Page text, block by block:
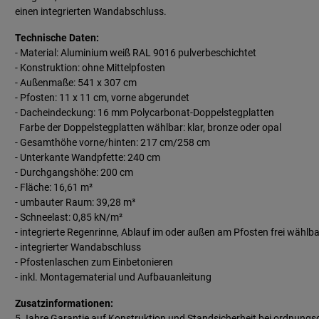
einen integrierten Wandabschluss.
Technische Daten:
- Material: Aluminium weiß RAL 9016 pulverbeschichtet
- Konstruktion: ohne Mittelpfosten
- Außenmaße: 541 x 307 cm
- Pfosten: 11 x 11 cm, vorne abgerundet
- Dacheindeckung: 16 mm Polycarbonat-Doppelstegplatten
Farbe der Doppelstegplatten wählbar: klar, bronze oder opal
- Gesamthöhe vorne/hinten: 217 cm/258 cm
- Unterkante Wandpfette: 240 cm
- Durchgangshöhe: 200 cm
- Fläche: 16,61 m²
- umbauter Raum: 39,28 m³
- Schneelast: 0,85 kN/m²
- integrierte Regenrinne, Ablauf im oder außen am Pfosten frei
- integrierter Wandabschluss
- Pfostenlaschen zum Einbetonieren
- inkl. Montagematerial und Aufbauanleitung
Zusatzinformationen: